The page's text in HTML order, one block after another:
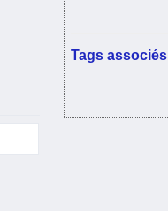
Tags associés